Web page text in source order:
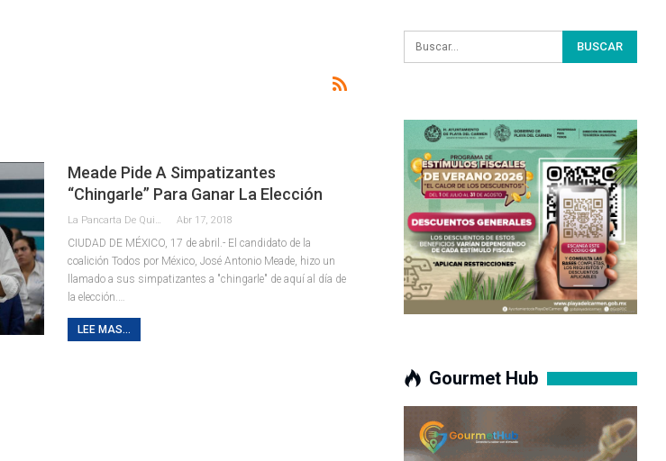
Meade Pide A Simpatizantes
“chingarle” Para Ganar La Elección
Abr 17, 2018
CIUDAD DE MÉXICO, 17 de abril.- El candidato de la
coalición Todos por México, José Antonio Meade, hizo un
llamado a sus simpatizantes a "chingarle" de aquí al día de
la elección.…
LEE MAS...
Gourmet Hub